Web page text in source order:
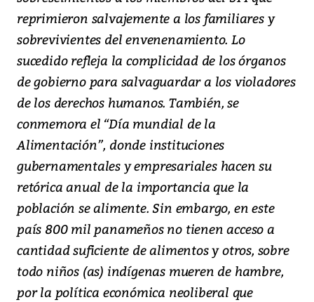
reprimieron salvajemente a los familiares y
sobrevivientes del envenenamiento. Lo
sucedido refleja la complicidad de los órganos
de gobierno para salvaguardar a los violadores
de los derechos humanos. También, se
conmemora el “Día mundial de la
Alimentación”, donde instituciones
gubernamentales y empresariales hacen su
retórica anual de la importancia que la
población se alimente. Sin embargo, en este
país 800 mil panameños no tienen acceso a
cantidad suficiente de alimentos y otros, sobre
todo niños (as) indígenas mueren de hambre,
por la política económica neoliberal que